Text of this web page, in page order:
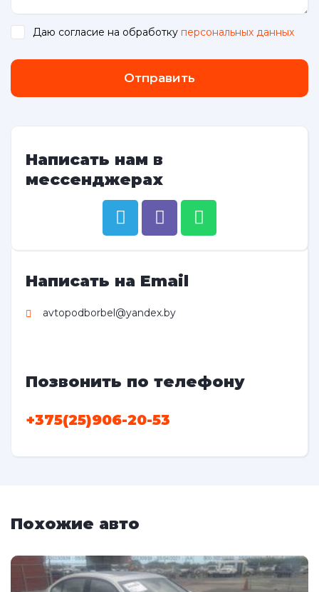
Даю согласие на обработку персональных данных
Отправить
Написать нам в
мессенджерах
Написать на Email
avtopodborbel@yandex.by
Позвонить по телефону
+375(25)906-20-53
Похожие авто